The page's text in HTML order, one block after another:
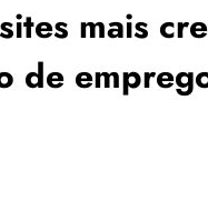
mais
de